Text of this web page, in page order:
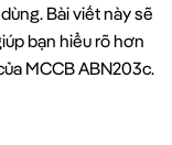
Bài viết này sẽ
bạn hiểu rõ hơn
MCCB ABN203c.